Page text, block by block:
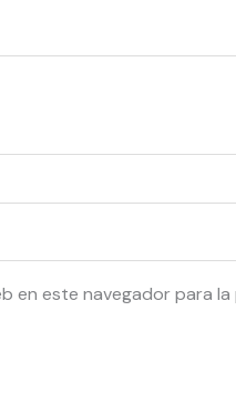
este navegador para